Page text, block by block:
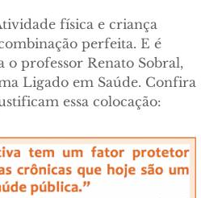
física e criança
perfeita. E é
o professor Renato Sobral,
Ligado em Saúde. Confira
essa colocação: